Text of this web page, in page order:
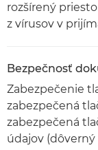
rozšírený
z vírusov v
Bezpečnosť
Zabezpečenie
zabezpečená
zabezpečená
údajov